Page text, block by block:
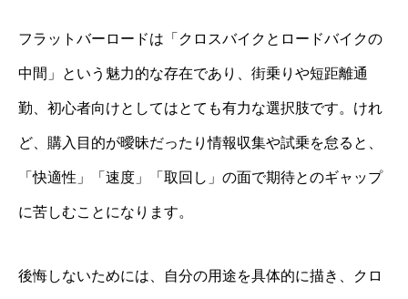
フラットバーロードは「クロスバイクとロードバイクの
中間」という魅力的な存在であり、街乗りや短距離通
勤、初心者向けとしてはとても有力な選択肢です。けれ
ど、購入目的が曖昧だったり情報収集や試乗を怠ると、
「快適性」「速度」「取回し」の面で期待とのギャップ
に苦しむことになります。
後悔しないためには、自分の用途を具体的に描き、クロ